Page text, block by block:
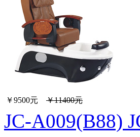
￥9500元 ￥11400元
JC-A009(B88)